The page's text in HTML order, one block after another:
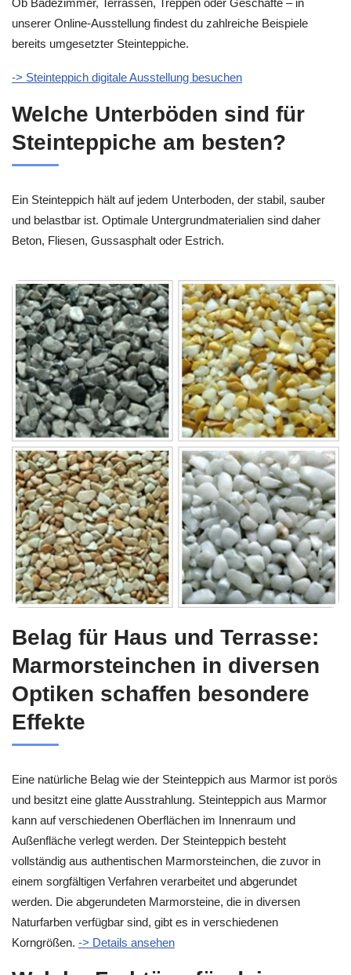
Ob Badezimmer, Terrassen, Treppen oder Geschäfte – in
unserer Online-Ausstellung findest du zahlreiche Beispiele
bereits umgesetzter Steinteppiche.
-> Steinteppich digitale Ausstellung besuchen
Welche Unterböden sind für
Steinteppiche am besten?
Ein Steinteppich hält auf jedem Unterboden, der stabil, sauber
und belastbar ist. Optimale Untergrundmaterialien sind daher
Beton, Fliesen, Gussasphalt oder Estrich.
Belag für Haus und Terrasse:
Marmorsteinchen in diversen
Optiken schaffen besondere
Effekte
Eine natürliche Belag wie der Steinteppich aus Marmor ist porös
und besitzt eine glatte Ausstrahlung. Steinteppich aus Marmor
kann auf verschiedenen Oberflächen im Innenraum und
Außenfläche verlegt werden. Der Steinteppich besteht
vollständig aus authentischen Marmorsteinchen, die zuvor in
einem sorgfältigen Verfahren verarbeitet und abgerundet
werden. Die abgerundeten Marmorsteine, die in diversen
Naturfarben verfügbar sind, gibt es in verschiedenen
Korngrößen. -> Details ansehen